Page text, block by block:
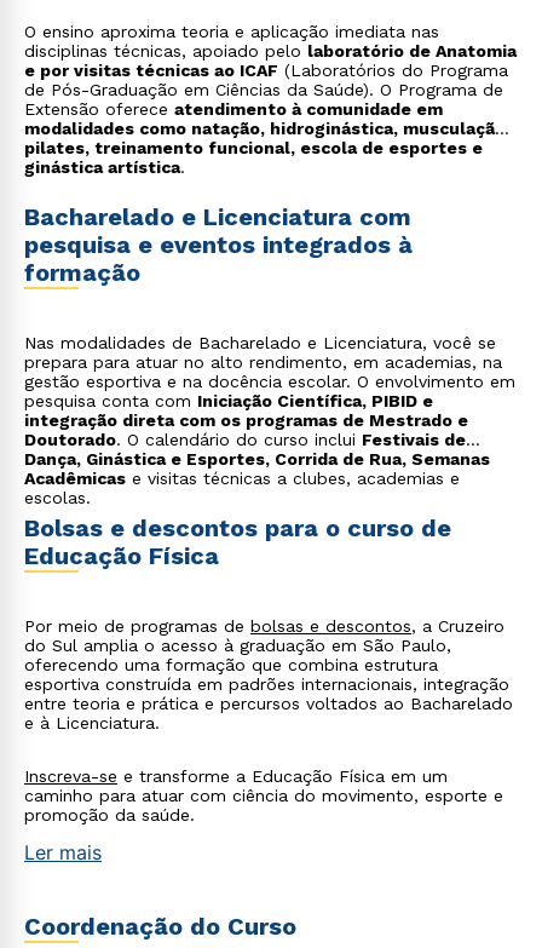
O ensino aproxima teoria e aplicação imediata nas
disciplinas técnicas, apoiado pelo laboratório de Anatomia
e por visitas técnicas ao ICAF (Laboratórios do Programa
de Pós-Graduação em Ciências da Saúde). O Programa de
Extensão oferece atendimento à comunidade em
modalidades como natação, hidroginástica, musculação,
pilates, treinamento funcional, escola de esportes e
ginástica artística.
Bacharelado e Licenciatura com
pesquisa e eventos integrados à
formação
Nas modalidades de Bacharelado e Licenciatura, você se
prepara para atuar no alto rendimento, em academias, na
gestão esportiva e na docência escolar. O envolvimento em
pesquisa conta com Iniciação Científica, PIBID e
integração direta com os programas de Mestrado e
Doutorado. O calendário do curso inclui Festivais de
Dança, Ginástica e Esportes, Corrida de Rua, Semanas
Acadêmicas e visitas técnicas a clubes, academias e
escolas.
Bolsas e descontos para o curso de
Educação Física
Por meio de programas de bolsas e descontos, a Cruzeiro
do Sul amplia o acesso à graduação em São Paulo,
oferecendo uma formação que combina estrutura
esportiva construída em padrões internacionais, integração
entre teoria e prática e percursos voltados ao Bacharelado
e à Licenciatura.
Inscreva-se e transforme a Educação Física em um
caminho para atuar com ciência do movimento, esporte e
promoção da saúde.
Ler mais
Coordenação do Curso